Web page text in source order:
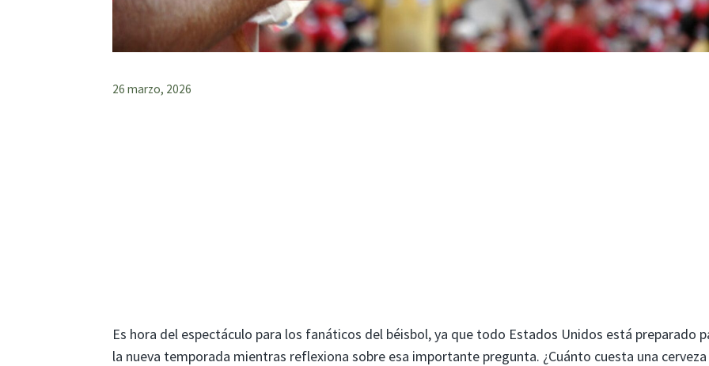
26 marzo, 2026
Es hora del espectáculo para los fanáticos del béisbol, ya que todo Estados Unidos está preparado
la nueva temporada mientras reflexiona sobre esa importante pregunta. ¿Cuánto cuesta una cerveza